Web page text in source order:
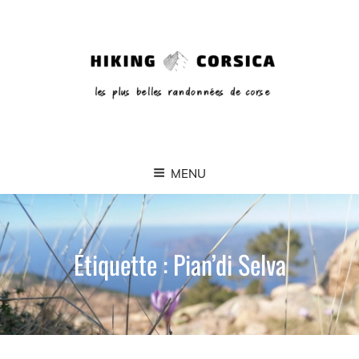
MENU
Étiquette :Pian’di Selva